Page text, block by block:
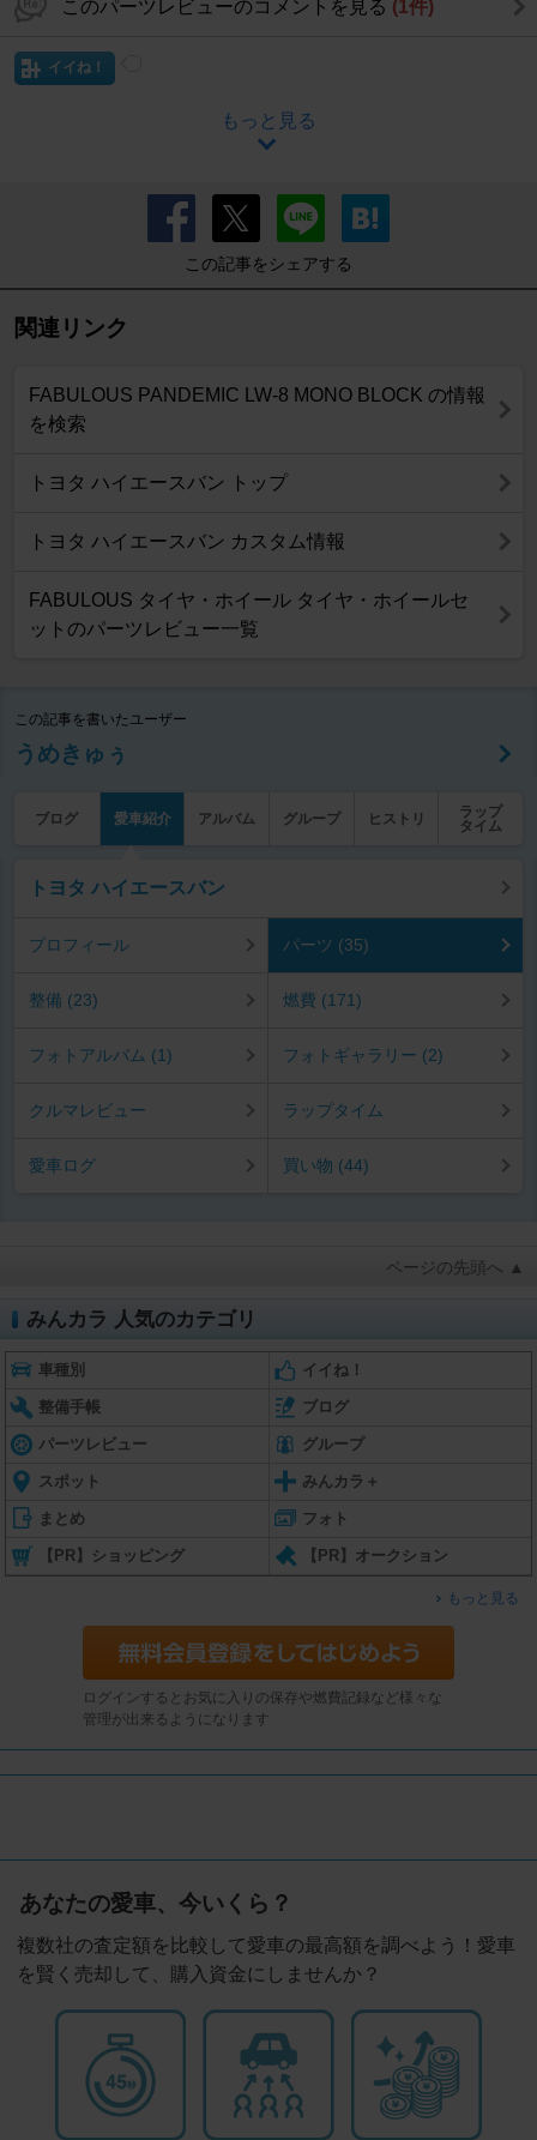
このパーツレビューのコメントを見る (1件)
イイね！
もっと見る
この記事をシェアする
関連リンク
FABULOUS PANDEMIC LW-8 MONO BLOCK の情報
を検索
トヨタ ハイエースバン トップ
トヨタ ハイエースバン カスタム情報
FABULOUS タイヤ・ホイール タイヤ・ホイールセ
ットのパーツレビュー一覧
この記事を書いたユーザー
うめきゅぅ
ブログ 愛車紹介 アルバム グループ ヒストリ
ラップ
タイム
トヨタ ハイエースバン
プロフィール パーツ (35)
整備 (23) 燃費 (171)
フォトアルバム (1) フォトギャラリー (2)
クルマレビュー ラップタイム
愛車ログ 買い物 (44)
ページの先頭へ ▲
みんカラ 人気のカテゴリ
車種別 イイね！
整備手帳 ブログ
パーツレビュー グループ
スポット みんカラ＋
まとめ フォト
【PR】ショッピング 【PR】オークション
もっと見る
ログインするとお気に入りの保存や燃費記録など様々な
管理が出来るようになります
あなたの愛車、今いくら？
複数社の査定額を比較して愛車の最高額を調べよう！愛車
を賢く売却して、購入資金にしませんか？